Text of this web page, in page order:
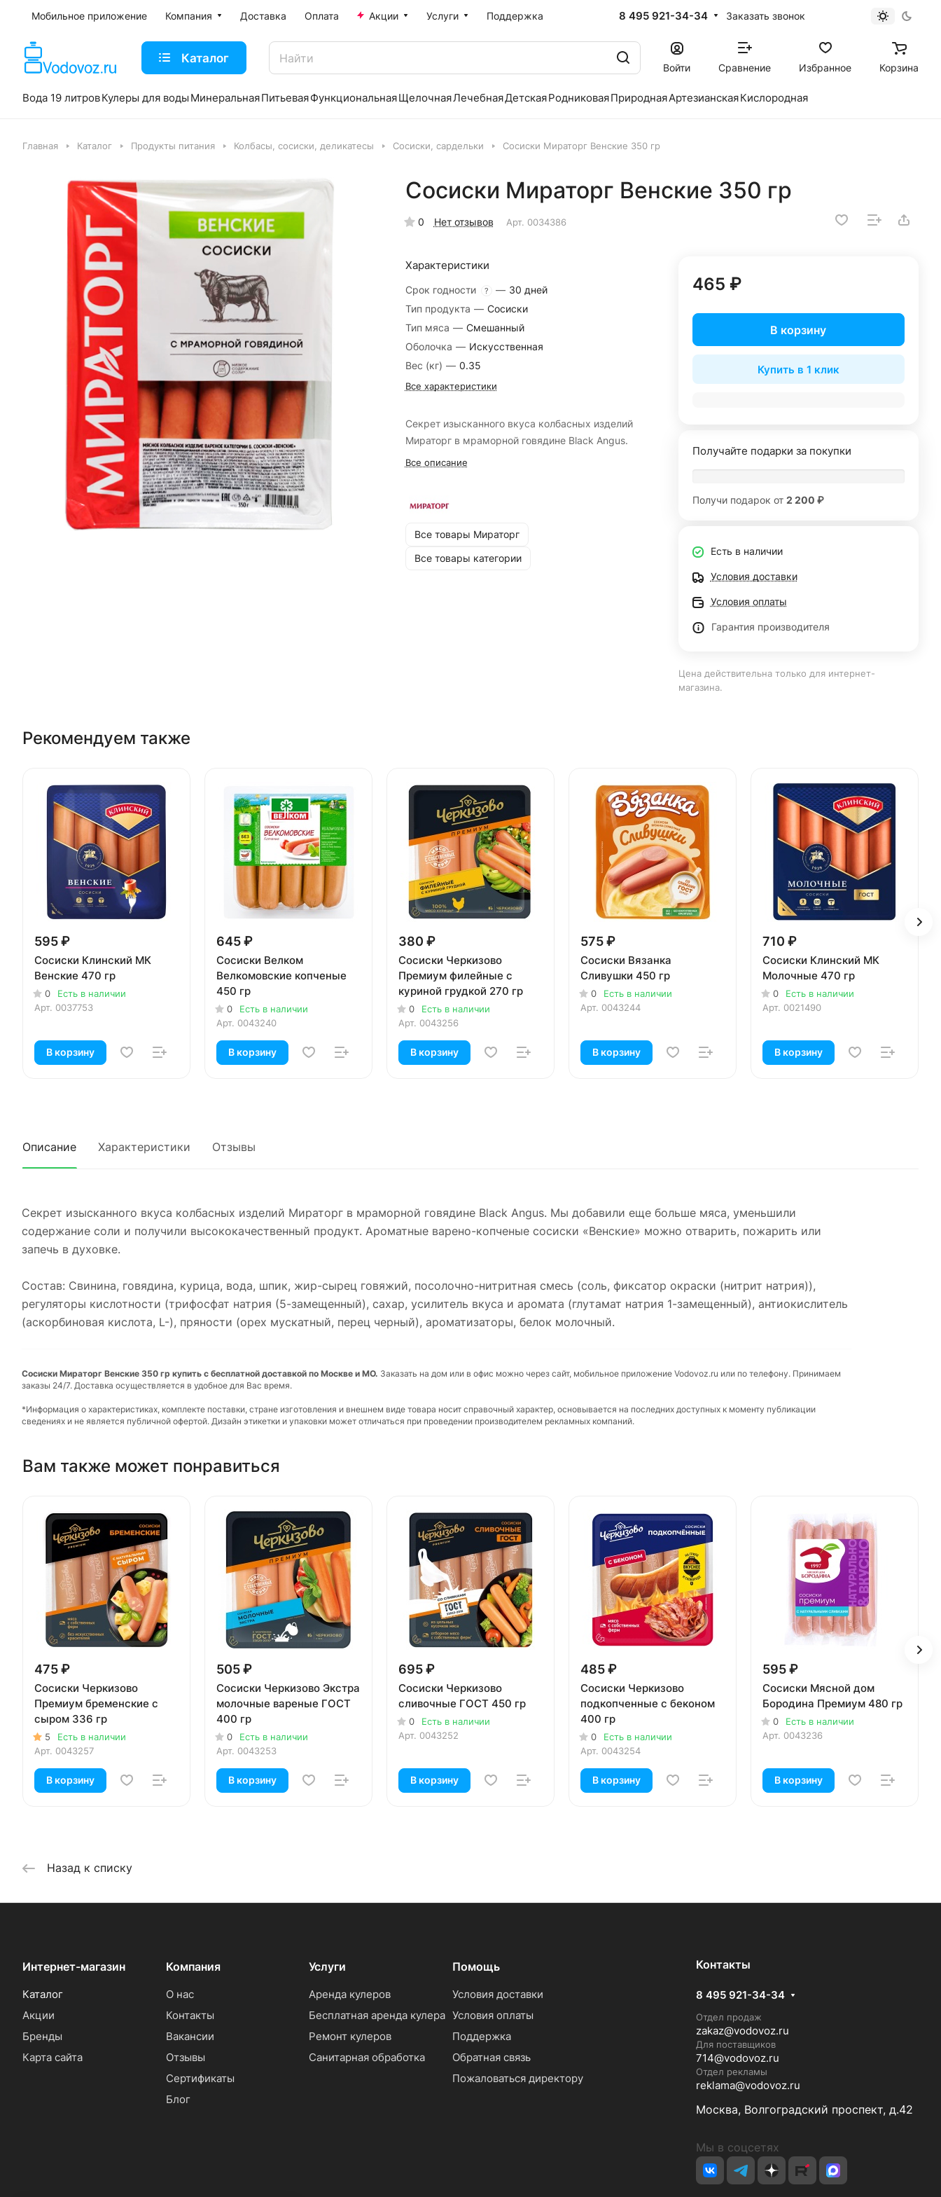
Мобильное приложение Компания Доставка Оплата Акции Услуги Поддержка 8 495 921-34-34 Заказать звонок
Каталог
Войти Сравнение Избранное Корзина
Вода 19 литровКулеры для воды МинеральнаяПитьеваяФункциональнаяЩелочнаяЛечебнаяДетскаяРодниковаяПрироднаяАртезианскаяКислородная
Главная Каталог Продукты питания Колбасы, сосиски, деликатесы Сосиски, сардельки Сосиски Мираторг Венские 350 гр
Сосиски Мираторг Венские 350 гр
0 Нет отзывов Арт. 0034386
Характеристики
Срок годности ? — 30 дней
Тип продукта — Сосиски
Тип мяса — Смешанный
Оболочка — Искусственная
Вес (кг) — 0.35
Все характеристики
Секрет изысканного вкуса колбасных изделий
Мираторг в мраморной говядине Black Angus.
Все описание
Все товары Мираторг
Все товары категории
465 ₽
В корзину
Купить в 1 клик
Получайте подарки за покупки
Получи подарок от 2 200 ₽
Есть в наличии
Условия доставки
Условия оплаты
Гарантия производителя
Цена действительна только для интернет-
магазина.
Рекомендуем также
595 ₽
Сосиски Клинский МК
Венские 470 гр
0
Есть в наличии
Арт. 0037753
В корзину
645 ₽
Сосиски Велком
Велкомовские копченые
450 гр
0
Есть в наличии
Арт. 0043240
В корзину
380 ₽
Сосиски Черкизово
Премиум филейные с
куриной грудкой 270 гр
0
Есть в наличии
Арт. 0043256
В корзину
575 ₽
Сосиски Вязанка
Сливушки 450 гр
0
Есть в наличии
Арт. 0043244
В корзину
710 ₽
Сосиски Клинский МК
Молочные 470 гр
0
Есть в наличии
Арт. 0021490
В корзину
Описание Характеристики Отзывы
Секрет изысканного вкуса колбасных изделий Мираторг в мраморной говядине Black Angus. Мы добавили еще больше мяса, уменьшили
содержание соли и получили высококачественный продукт. Ароматные варено-копченые сосиски «Венские» можно отварить, пожарить или
запечь в духовке.
Состав: Свинина, говядина, курица, вода, шпик, жир-сырец говяжий, посолочно-нитритная смесь (соль, фиксатор окраски (нитрит натрия)),
регуляторы кислотности (трифосфат натрия (5-замещенный), сахар, усилитель вкуса и аромата (глутамат натрия 1-замещенный), антиокислитель
(аскорбиновая кислота, L-), пряности (орех мускатный, перец черный), ароматизаторы, белок молочный.
Сосиски Мираторг Венские 350 гр купить с бесплатной доставкой по Москве и МО. Заказать на дом или в офис можно через сайт, мобильное приложение Vodovoz.ru или по телефону. Принимаем
заказы 24/7. Доставка осуществляется в удобное для Вас время.
*Информация о характеристиках, комплекте поставки, стране изготовления и внешнем виде товара носит справочный характер, основывается на последних доступных к моменту публикации
сведениях и не является публичной офертой. Дизайн этикетки и упаковки может отличаться при проведении производителем рекламных компаний.
Вам также может понравиться
475 ₽
Сосиски Черкизово
Премиум бременские с
сыром 336 гр
5
Есть в наличии
Арт. 0043257
В корзину
505 ₽
Сосиски Черкизово Экстра
молочные вареные ГОСТ
400 гр
0
Есть в наличии
Арт. 0043253
В корзину
695 ₽
Сосиски Черкизово
сливочные ГОСТ 450 гр
0
Есть в наличии
Арт. 0043252
В корзину
485 ₽
Сосиски Черкизово
подкопченные с беконом
400 гр
0
Есть в наличии
Арт. 0043254
В корзину
595 ₽
Сосиски Мясной дом
Бородина Премиум 480 гр
0
Есть в наличии
Арт. 0043236
В корзину
Назад к списку
Интернет-магазин
Каталог
Акции
Бренды
Карта сайта
Компания
О нас
Контакты
Вакансии
Отзывы
Сертификаты
Блог
Услуги
Аренда кулеров
Бесплатная аренда кулера
Ремонт кулеров
Санитарная обработка
Помощь
Условия доставки
Условия оплаты
Поддержка
Обратная связь
Пожаловаться директору
Контакты
8 495 921-34-34
Отдел продаж
zakaz@vodovoz.ru
Для поставщиков
714@vodovoz.ru
Отдел рекламы
reklama@vodovoz.ru
Москва, Волгоградский проспект, д.42
Мы в соцсетях